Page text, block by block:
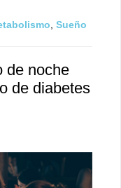
, Sueño
de noche
de diabetes